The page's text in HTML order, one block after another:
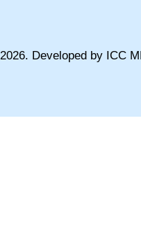
2026. Developed by ICC